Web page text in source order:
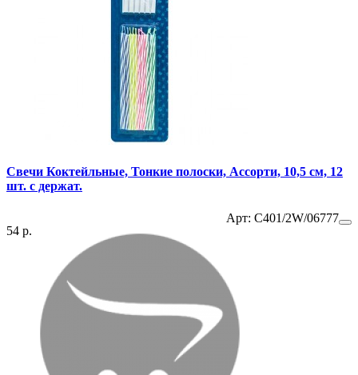
Свечи Коктейльные, Тонкие полоски, Ассорти, 10,5 см, 12
шт. с держат.
54 р.
Арт: C401/2W/06777